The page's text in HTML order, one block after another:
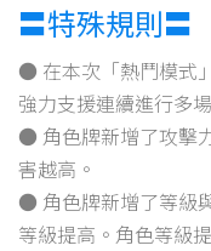
〓特殊規則〓
● 在本次「熱鬥模式
強力支援連續進行多
● 角色牌新增了攻擊
害越高。
● 角色牌新增了等級
等級提高。角色等級